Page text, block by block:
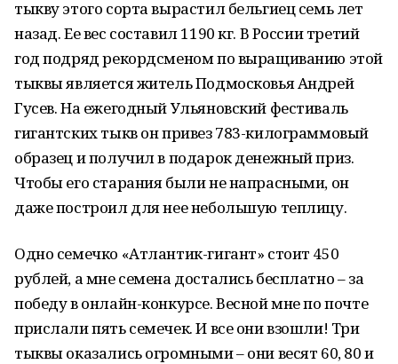
тыкву этого сорта вырастил бельгиец семь лет
назад. Ее вес составил 1190 кг. В России третий
год подряд рекордсменом по выращиванию этой
тыквы является житель Подмосковья Андрей
Гусев. На ежегодный Ульяновский фестиваль
гигантских тыкв он привез 783-килограммовый
образец и получил в подарок денежный приз.
Чтобы его старания были не напрасными, он
даже построил для нее небольшую теплицу.
Одно семечко «Атлантик-гигант» стоит 450
рублей, а мне семена достались бесплатно – за
победу в онлайн-конкурсе. Весной мне по почте
прислали пять семечек. И все они взошли! Три
тыквы оказались огромными – они весят 60, 80 и